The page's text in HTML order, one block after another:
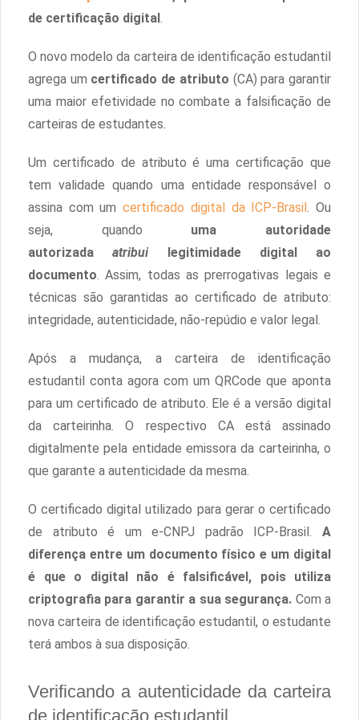
de certificação digital.
O novo modelo da carteira de identificação estudantil
agrega um certificado de atributo (CA) para garantir
uma maior efetividade no combate a falsificação de
carteiras de estudantes.
Um certificado de atributo é uma certificação que
tem validade quando uma entidade responsável o
assina com umcertificado digital da ICP-Brasil. Ou
seja, quando uma autoridade
autorizadaatribui legitimidade digital ao
documento. Assim, todas as prerrogativas legais e
técnicas são garantidas ao certificado de atributo:
integridade, autenticidade, não-repúdio e valor legal.
Após a mudança, a carteira de identificação
estudantil conta agora com um QRCode que aponta
para um certificado de atributo. Ele é a versão digital
da carteirinha. O respectivo CA está assinado
digitalmente pela entidade emissora da carteirinha, o
que garante a autenticidade da mesma.
O certificado digital utilizado para gerar o certificado
de atributo é um e-CNPJ padrão ICP-Brasil. A
diferença entre um documento físico e um digital
é que o digital não é falsificável, pois utiliza
criptografia para garantir a sua segurança. Com a
nova carteira de identificação estudantil, o estudante
terá ambos à sua disposição.
Verificando a autenticidade da carteira
de identificação estudantil